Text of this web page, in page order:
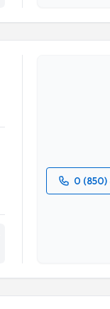
0 (850)